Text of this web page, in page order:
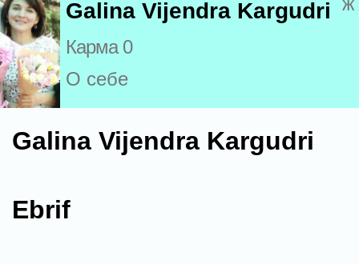
Galina Vijendra Kargudri
Карма 0
О себе
Galina Vijendra Kargudri
Ebrif